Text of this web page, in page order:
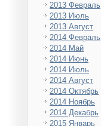
2013 Февраль
2013 Июль
2013 Август
2014 Февраль
2014 Май
2014 Июнь
2014 Июль
2014 Август
2014 Октябрь
2014 Ноябрь
2014 Декабрь
2015 Январь